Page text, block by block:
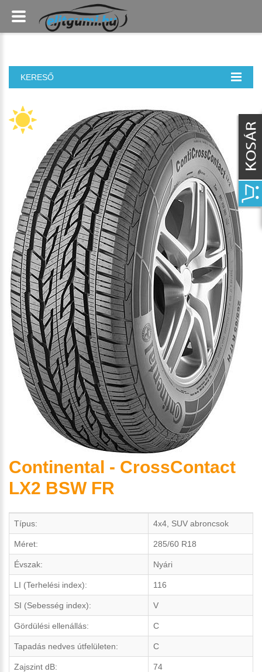
KERESŐ
Continental - CrossContact
LX2 BSW FR
Típus: 4x4, SUV abroncsok
Méret: 285/60 R18
Évszak: Nyári
LI (Terhelési index): 116
SI (Sebesség index): V
Gördülési ellenállás: C
Tapadás nedves útfelületen: C
Zajszint dB: 74